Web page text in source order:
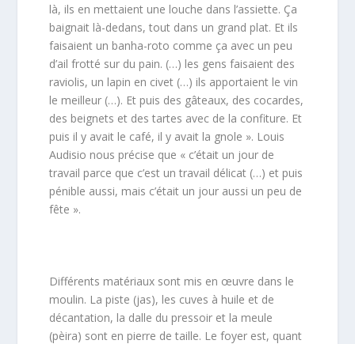
là, ils en mettaient une louche dans l’assiette. Ça
baignait là-dedans, tout dans un grand plat. Et ils
faisaient un banha-roto comme ça avec un peu
d’ail frotté sur du pain. (…) les gens faisaient des
raviolis, un lapin en civet (…) ils apportaient le vin
le meilleur (…). Et puis des gâteaux, des cocardes,
des beignets et des tartes avec de la confiture. Et
puis il y avait le café, il y avait la gnole ». Louis
Audisio nous précise que « c’était un jour de
travail parce que c’est un travail délicat (…) et puis
pénible aussi, mais c’était un jour aussi un peu de
fête ».
Différents matériaux sont mis en œuvre dans le
moulin. La piste (jas), les cuves à huile et de
décantation, la dalle du pressoir et la meule
(pèira) sont en pierre de taille. Le foyer est, quant